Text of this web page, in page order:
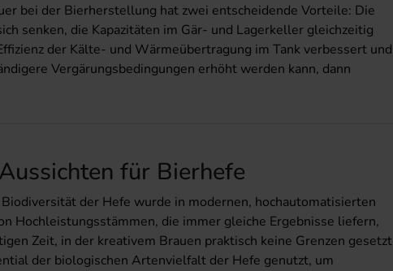
bei der Bierherstellung hat zwei entscheidende Vorteile: Die
senken, die Kapazitäten im Gär- und Lagerkeller gleichzeitig
der Kälte- und Wärmeübertragung im Tank verbessert und
Vergärungsbedingungen erhöht werden kann, dann
für Bierhefe
der Hefe wurde in modernen, hochautomatisierten
Hochleistungsstämmen, die immer gleiche Ergebnisse liefern,
Zeit, in der kreativem Brauen praktisch keine Grenzen gesetzt
der biologischen Artenvielfalt der Hefe genutzt, um